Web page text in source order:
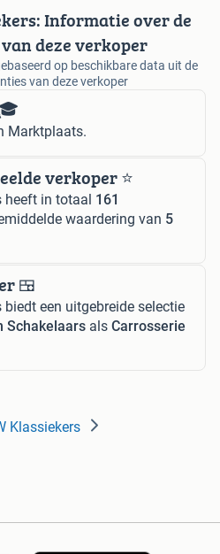
Informatie over de
deze verkoper
op beschikbare data uit de
van deze verkoper
Marktplaats.
verkoper ⭐️
heeft in totaal 161
waardering van 5
🍱
een uitgebreide selectie
Schakelaars als Carrosserie
Klassiekers